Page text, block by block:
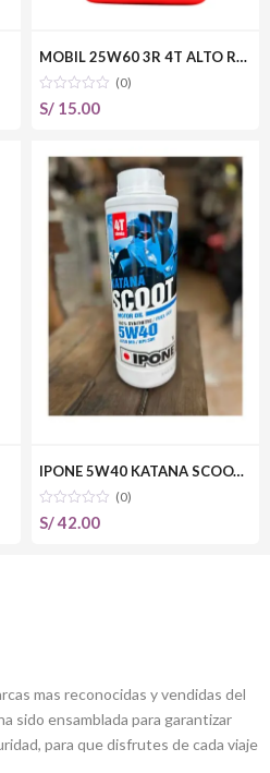
MOBIL 25W60 3R 4T ALTO RENDIMIENTO
(0)
S/ 15.00
IPONE 5W40 KATANA SCOOTER
(0)
S/42.00
mas reconocidas y vendidas del
sido ensamblada para garantizar
para que disfrutes de cada viaje